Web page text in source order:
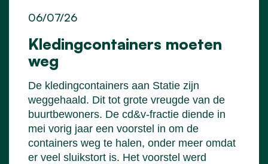
Kledingcontainers moeten
weg
06/07/26
De kledingcontainers aan Statie zijn
weggehaald. Dit tot grote vreugde van de
buurtbewoners. De cd&v-fractie diende in
mei vorig jaar een voorstel in om de
containers weg te halen, onder meer omdat
er veel sluikstort is. Het voorstel werd